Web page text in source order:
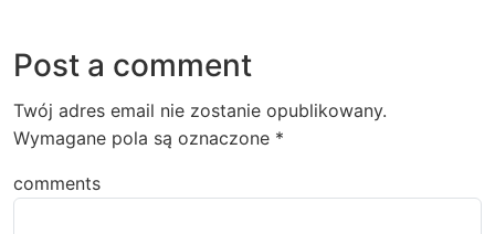
Post a comment
Twój adres email nie zostanie opublikowany.
Wymagane pola są oznaczone *
comments